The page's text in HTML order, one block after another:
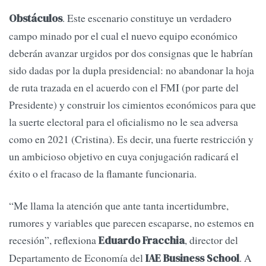
Obstáculos. Este escenario constituye un verdadero
campo minado por el cual el nuevo equipo económico
deberán avanzar urgidos por dos consignas que le habrían
sido dadas por la dupla presidencial: no abandonar la hoja
de ruta trazada en el acuerdo con el FMI (por parte del
Presidente) y construir los cimientos económicos para que
la suerte electoral para el oficialismo no le sea adversa
como en 2021 (Cristina). Es decir, una fuerte restricción y
un ambicioso objetivo en cuya conjugación radicará el
éxito o el fracaso de la flamante funcionaria.
“Me llama la atención que ante tanta incertidumbre,
rumores y variables que parecen escaparse, no estemos en
recesión”, reflexionaEduardo Fracchia, director del
Departamento de Economía delIAE Business School. A